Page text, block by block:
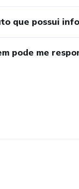
que possui
pode me